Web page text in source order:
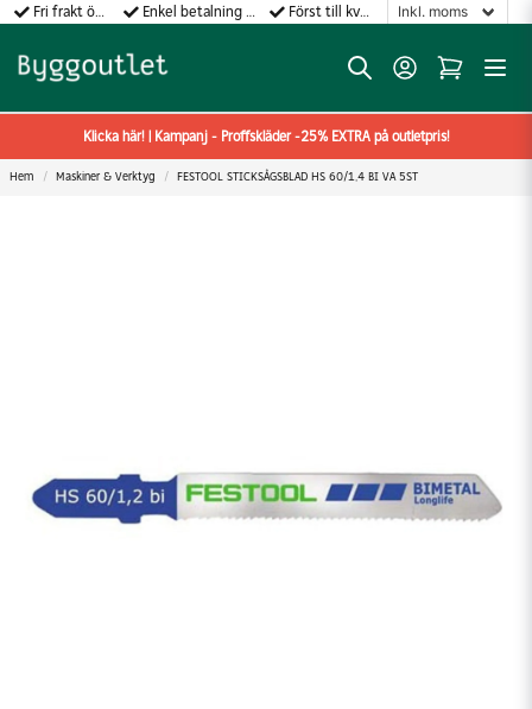
Fri frakt över 499:- Enkel betalning med Klarna Först till kvarn gäller!
Klicka här! | Kampanj - Proffskläder -25% EXTRA på outletpris!
Hem Maskiner & Verktyg FESTOOL STICKSÅGSBLAD HS 60/1,4 BI VA 5ST